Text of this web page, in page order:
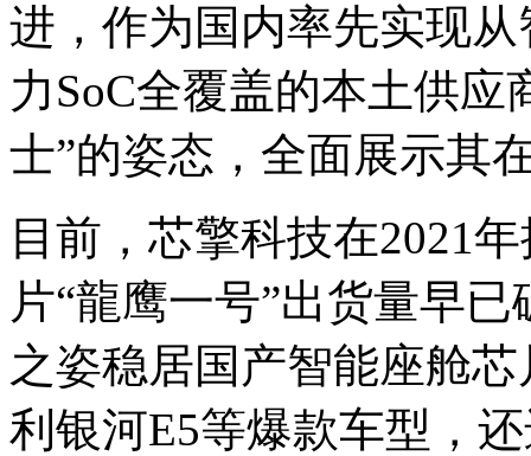
进，作为国内率先实现
力SoC全覆盖的本土供
士”的姿态，全面展示其
目前，芯擎科技在2021
片“龍鹰一号”出货量早
之姿稳居国产智能座舱
利银河E5等爆款车型，